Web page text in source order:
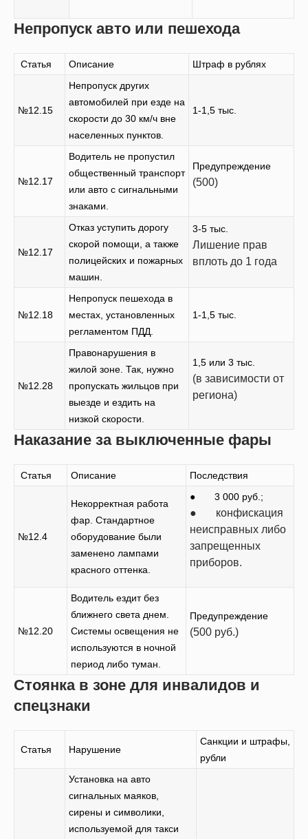
Непропуск авто или пешехода
Статья Описание Штраф в рублях
№12.15
Непропуск других
автомобилей при езде на
скорости до 30 км/ч вне
населенных пунктов.
1-1,5 тыс.
№12.17
Водитель не пропустил
общественный транспорт
или авто с сигнальными
знаками.
Предупреждение
(500)
№12.17
Отказ уступить дорогу
скорой помощи, а также
полицейских и пожарных
машин.
3-5 тыс.
Лишение прав
вплоть до 1 года
№12.18
Непропуск пешехода в
местах, установленных
регламентом ПДД.
1-1,5 тыс.
№12.28
Правонарушения в
жилой зоне. Так, нужно
пропускать жильцов при
выезде и ездить на
низкой скорости.
1,5 или 3 тыс.
(в зависимости от
региона)
Наказание за выключенные фары
Статья Описание Последствия
№12.4
Некорректная работа
фар. Стандартное
оборудование были
заменено лампами
красного оттенка.
● 3 000 руб.;
● конфискация
неисправных либо
запрещенных
приборов.
№12.20
Водитель ездит без
ближнего света днем.
Системы освещения не
используются в ночной
период либо туман.
Предупреждение
(500 руб.)
Стоянка в зоне для инвалидов и
спецзнаки
Статья Нарушение
Санкции и штрафы,
рубли
Установка на авто
сигнальных маяков,
сирены и символики,
используемой для такси